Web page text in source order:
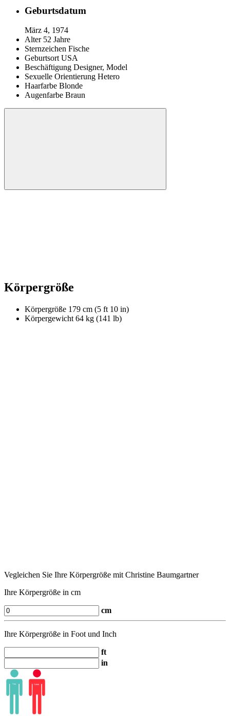
Geburtsdatum
März 4, 1974
Alter 52 Jahre
Sternzeichen Fische
Geburtsort USA
Beschäftigung Designer, Model
Sexuelle Orientierung Hetero
Haarfarbe Blonde
Augenfarbe Braun
Körpergröße
Körpergröße 179 cm (5 ft 10 in)
Körpergewicht 64 kg (141 lb)
Vegleichen Sie Ihre Körpergröße mit Christine Baumgartner
Ihre Körpergröße in cm
cm
Ihre Körpergröße in Foot und Inch
ft
in